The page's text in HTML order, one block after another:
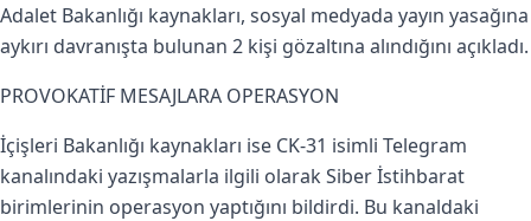
Adalet Bakanlığı kaynakları, sosyal medyada yayın yasağına
aykırı davranışta bulunan 2 kişi gözaltına alındığını açıkladı.
PROVOKATİF MESAJLARA OPERASYON
İçişleri Bakanlığı kaynakları ise CK-31 isimli Telegram
kanalındaki yazışmalarla ilgili olarak Siber İstihbarat
birimlerinin operasyon yaptığını bildirdi. Bu kanaldaki